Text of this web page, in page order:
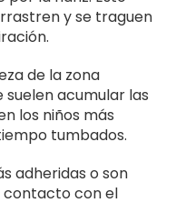
y se traguen
de la zona
suelen acumular las
los niños más
tumbados.
adheridas o son
contacto con el